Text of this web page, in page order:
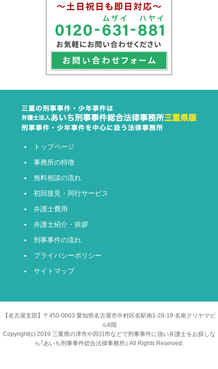
トップページ
事務所の特徴
無料相談の流れ
初回接見・同行サービス
弁護士費用
弁護士紹介・挨拶
刑事事件の流れ
プライバシーポリシー
サイトマップ
【名古屋支部】〒450-0003 愛知県名古屋市中村区名駅南1-28-19 名南クリヤマビ
ル6階
Copyright(c) 2019 三重県の津市や四日市などで刑事事件に強い弁護士をお探しな
ら｢あいち刑事事件総合法律事務所｣ All Rights Reserved.